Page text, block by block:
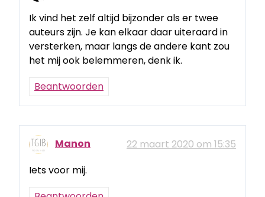
Ik vind het zelf altijd bijzonder als er twee
auteurs zijn. Je kan elkaar daar uiteraard in
versterken, maar langs de andere kant zou
het mij ook belemmeren, denk ik.
Beantwoorden
Manon
22 maart 2020 om 15:35
Iets voor mij.